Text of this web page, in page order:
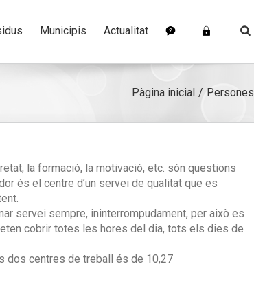
Municipis Actualitat
Pàgina inicial Persones
la formació, la motivació, etc. són qüestions
és el centre d’un servei de qualitat que es
servei sempre, ininterrompudament, per això es
cobrir totes les hores del dia, tots els dies de
dos centres de treball és de 10,27